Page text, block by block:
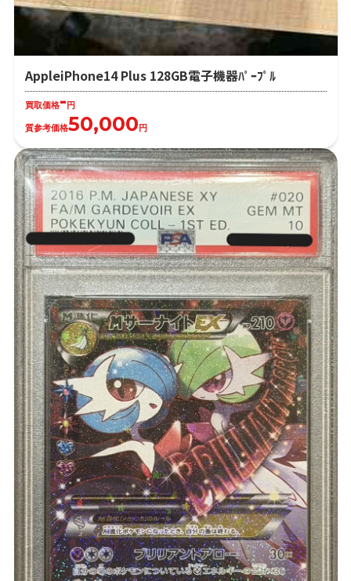
AppleiPhone14 Plus 128GB電子機器ﾊﾟｰﾌﾟﾙ
買取価格-円
質参考価格50,000円